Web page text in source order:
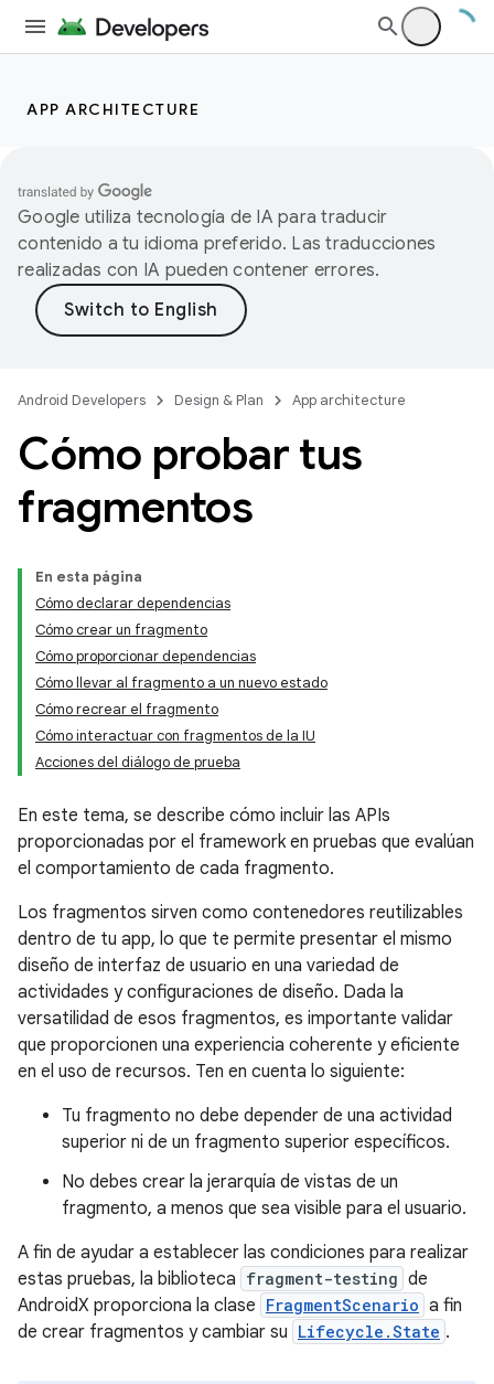
APP ARCHITECTURE
Google utiliza tecnología de IA para traducir
contenido a tu idioma preferido. Las traducciones
realizadas con IA pueden contener errores.
Android Developers Design & Plan App architecture
Cómo probar tus
fragmentos
En esta página
Cómo declarar dependencias
Cómo crear un fragmento
Cómo proporcionar dependencias
Cómo llevar al fragmento a un nuevo estado
Cómo recrear el fragmento
Cómo interactuar con fragmentos de la IU
Acciones del diálogo de prueba
En este tema, se describe cómo incluir las APIs
proporcionadas por el framework en pruebas que evalúan
el comportamiento de cada fragmento.
Los fragmentos sirven como contenedores reutilizables
dentro de tu app, lo que te permite presentar el mismo
diseño de interfaz de usuario en una variedad de
actividades y configuraciones de diseño. Dada la
versatilidad de esos fragmentos, es importante validar
que proporcionen una experiencia coherente y eficiente
en el uso de recursos. Ten en cuenta lo siguiente:
Tu fragmento no debe depender de una actividad
superior ni de un fragmento superior específicos.
No debes crear la jerarquía de vistas de un
fragmento, a menos que sea visible para el usuario.
A fin de ayudar a establecer las condiciones para realizar
estas pruebas, la biblioteca fragment-testing de
AndroidX proporciona la clase FragmentScenario a fin
de crear fragmentos y cambiar su Lifecycle.State .